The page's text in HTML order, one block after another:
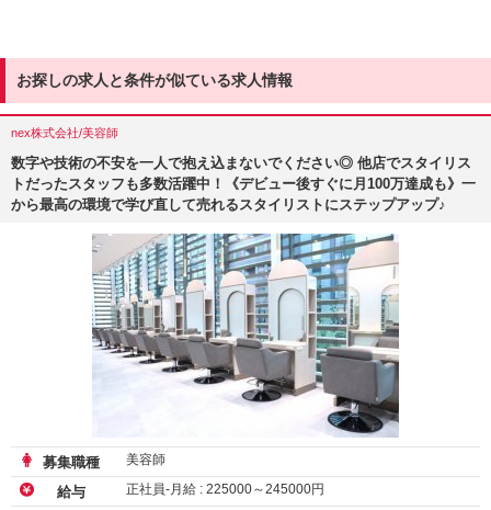
お探しの求人と条件が似ている求人情報
nex株式会社/美容師
数字や技術の不安を一人で抱え込まないでください◎ 他店でスタイリス
トだったスタッフも多数活躍中！《デビュー後すぐに月100万達成も》一
から最高の環境で学び直して売れるスタイリストにステップアップ♪
募集職種 美容師
給与 正社員-月給 : 225000～245000円